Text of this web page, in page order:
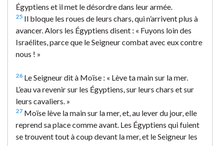
Égyptiens et il met le désordre dans leur armée.
25 Il bloque les roues de leurs chars, qui n’arrivent plus à
avancer. Alors les Égyptiens disent : « Fuyons loin des
Israélites, parce que le Seigneur combat avec eux contre
nous ! »
26 Le Seigneur dit à Moïse : « Lève ta main sur la mer.
L’eau va revenir sur les Égyptiens, sur leurs chars et sur
leurs cavaliers. »
27 Moïse lève la main sur la mer, et, au lever du jour, elle
reprend sa place comme avant. Les Égyptiens qui fuient
se trouvent tout à coup devant la mer, et le Seigneur les